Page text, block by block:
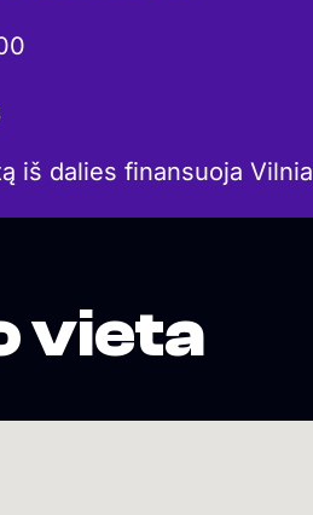
iš dalies finansuoja
vieta